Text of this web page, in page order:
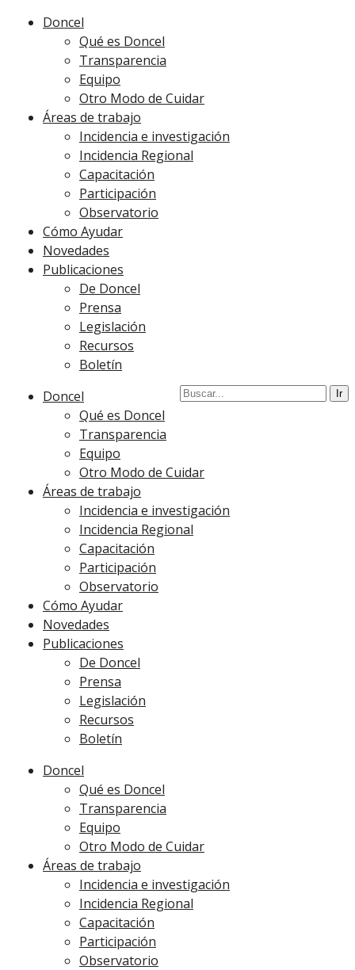
Doncel
Qué es Doncel
Transparencia
Equipo
Otro Modo de Cuidar
Áreas de trabajo
Incidencia e investigación
Incidencia Regional
Capacitación
Participación
Observatorio
Cómo Ayudar
Novedades
Publicaciones
De Doncel
Prensa
Legislación
Recursos
Boletín
Doncel
Qué es Doncel
Transparencia
Equipo
Otro Modo de Cuidar
Áreas de trabajo
Incidencia e investigación
Incidencia Regional
Capacitación
Participación
Observatorio
Cómo Ayudar
Novedades
Publicaciones
De Doncel
Prensa
Legislación
Recursos
Boletín
Doncel
Qué es Doncel
Transparencia
Equipo
Otro Modo de Cuidar
Áreas de trabajo
Incidencia e investigación
Incidencia Regional
Capacitación
Participación
Observatorio